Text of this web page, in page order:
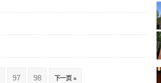
97 98 下一页 »